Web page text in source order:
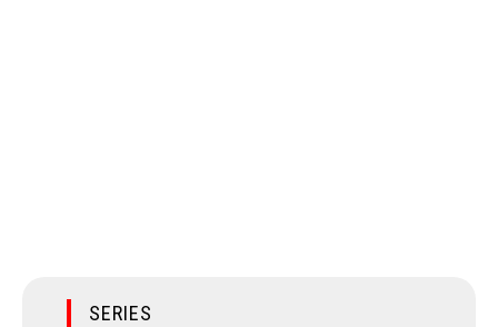
SERIES